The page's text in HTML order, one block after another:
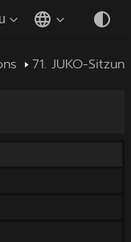
71. JUKO-